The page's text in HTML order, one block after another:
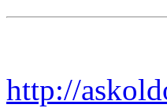
http://